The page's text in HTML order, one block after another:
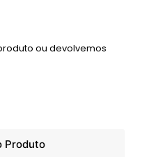
ou devolvemos
Produto